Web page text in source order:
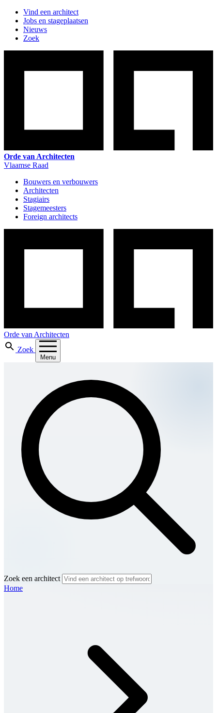
Vind een architect
Jobs en stageplaatsen
Nieuws
Zoek
Orde van Architecten
Vlaamse Raad
Bouwers en verbouwers
Architecten
Stagiairs
Stagemeesters
Foreign architects
Orde van Architecten
Zoek
Menu
Zoek een architect
Home